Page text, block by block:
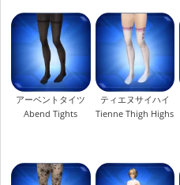
アーベントタイツ
Abend Tights
ティエヌサイハイ
Tienne Thigh Highs